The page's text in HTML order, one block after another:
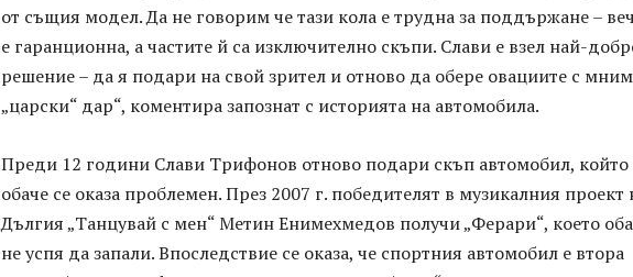
от същия модел. Да не говорим че тази кола е трудна за поддържане –
е гаранционна, а частите й са изключително скъпи. Слави е взел най-
решение – да я подари на свой зрител и отново да обере овациите с мним
„царски“ дар“, коментира запознат с историята на автомобила.
Преди 12 години Слави Трифонов отново подари скъп автомобил, който
обаче се оказа проблемен. През 2007 г. победителят в музикалния проект
Дългия „Танцувай с мен“ Метин Енимехмедов получи „Ферари“, което
не успя да запали. Впоследствие се оказа, че спортния автомобил е втора